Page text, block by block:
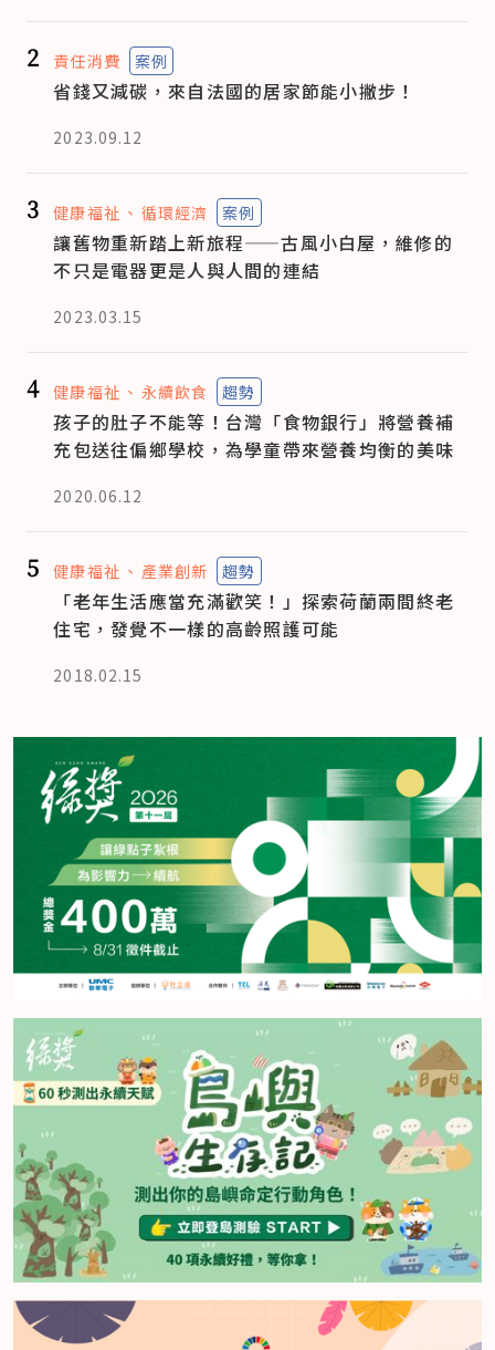
2 責任消費 案例
省錢又減碳，來自法國的居家節能小撇步！
2023.09.12
3 健康福祉 循環經濟 案例
讓舊物重新踏上新旅程——古風小白屋，維修的
不只是電器更是人與人間的連結
2023.03.15
4 健康福祉 永續飲食 趨勢
孩子的肚子不能等！台灣「食物銀行」將營養補
充包送往偏鄉學校，為學童帶來營養均衡的美味
2020.06.12
5 健康福祉 產業創新 趨勢
「老年生活應當充滿歡笑！」探索荷蘭兩間終老
住宅，發覺不一樣的高齡照護可能
2018.02.15